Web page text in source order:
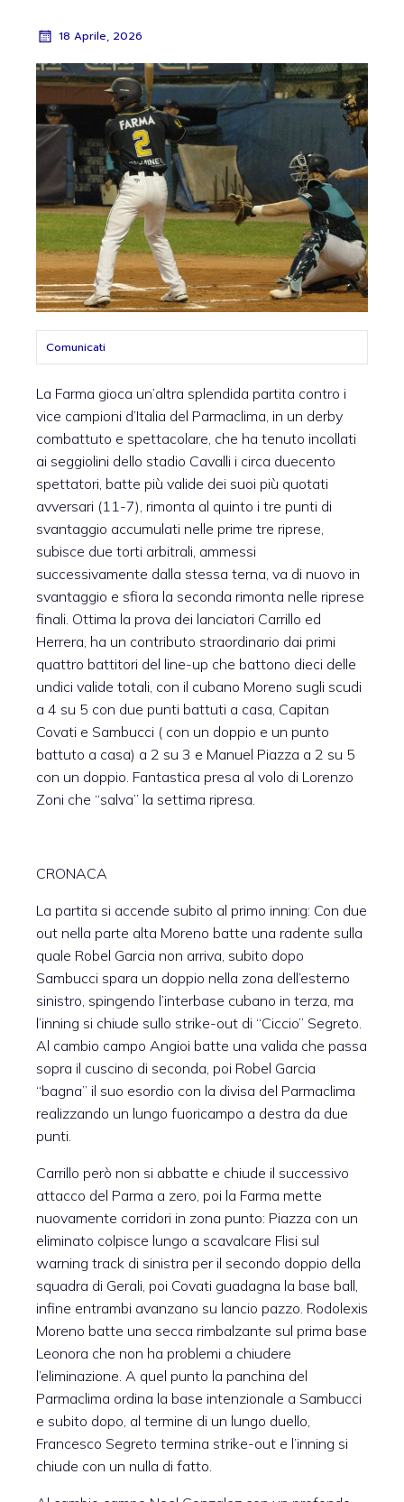
18 Aprile, 2026
Comunicati
La Farma gioca un’altra splendida partita contro i
vice campioni d’Italia del Parmaclima, in un derby
combattuto e spettacolare, che ha tenuto incollati
ai seggiolini dello stadio Cavalli i circa duecento
spettatori, batte più valide dei suoi più quotati
avversari (11-7), rimonta al quinto i tre punti di
svantaggio accumulati nelle prime tre riprese,
subisce due torti arbitrali, ammessi
successivamente dalla stessa terna, va di nuovo in
svantaggio e sfiora la seconda rimonta nelle riprese
finali. Ottima la prova dei lanciatori Carrillo ed
Herrera, ha un contributo straordinario dai primi
quattro battitori del line-up che battono dieci delle
undici valide totali, con il cubano Moreno sugli scudi
a 4 su 5 con due punti battuti a casa, Capitan
Covati e Sambucci ( con un doppio e un punto
battuto a casa) a 2 su 3 e Manuel Piazza a 2 su 5
con un doppio. Fantastica presa al volo di Lorenzo
Zoni che “salva” la settima ripresa.
CRONACA
La partita si accende subito al primo inning: Con due
out nella parte alta Moreno batte una radente sulla
quale Robel Garcia non arriva, subito dopo
Sambucci spara un doppio nella zona dell’esterno
sinistro, spingendo l’interbase cubano in terza, ma
l’inning si chiude sullo strike-out di “Ciccio” Segreto.
Al cambio campo Angioi batte una valida che passa
sopra il cuscino di seconda, poi Robel Garcia
“bagna” il suo esordio con la divisa del Parmaclima
realizzando un lungo fuoricampo a destra da due
punti.
Carrillo però non si abbatte e chiude il successivo
attacco del Parma a zero, poi la Farma mette
nuovamente corridori in zona punto: Piazza con un
eliminato colpisce lungo a scavalcare Flisi sul
warning track di sinistra per il secondo doppio della
squadra di Gerali, poi Covati guadagna la base ball,
infine entrambi avanzano su lancio pazzo. Rodolexis
Moreno batte una secca rimbalzante sul prima base
Leonora che non ha problemi a chiudere
l’eliminazione. A quel punto la panchina del
Parmaclima ordina la base intenzionale a Sambucci
e subito dopo, al termine di un lungo duello,
Francesco Segreto termina strike-out e l’inning si
chiude con un nulla di fatto.